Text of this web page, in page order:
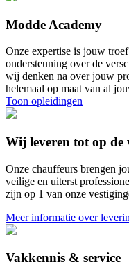
Modde Academy
Onze expertise is jouw
ondersteuning over de
wij denken na over jouw
helemaal op maat van al
Toon opleidingen
Wij leveren tot op de
Onze chauffeurs brengen
veilige en uiterst
zijn op 1 van onze
Meer informatie over
Vakkennis & service